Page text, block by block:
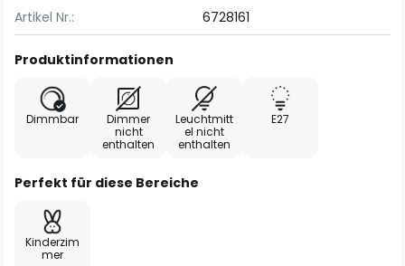
Artikel Nr.: 6728161
Produktinformationen
Dimmbar
Dimmer
nicht
enthalten
Leuchtmitt
el nicht
enthalten
E27
Perfekt für diese Bereiche
Kinderzim
mer